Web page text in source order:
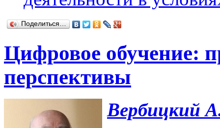
Поделиться…
Цифровое обучение:
перспективы
Вербицкий